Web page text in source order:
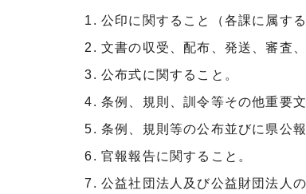
公印に関すること（各課に属す
文書の収受、配布、発送、審査
公布式に関すること。
条例、規則、訓令等その他重要
条例、規則等の公布並びに県公
官報報告に関すること。
公益社団法人及び公益財団法人